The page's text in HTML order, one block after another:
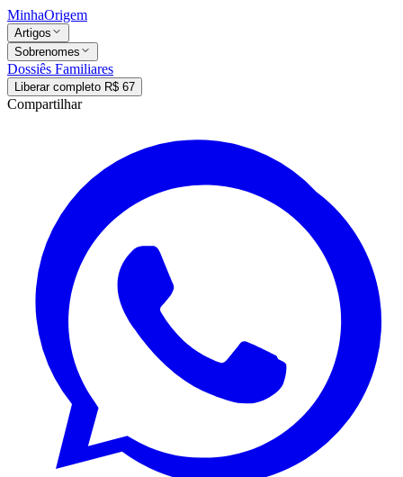
MinhaOrigem
Artigos
Sobrenomes
Dossiês Familiares
Liberar completo R$ 67
Compartilhar